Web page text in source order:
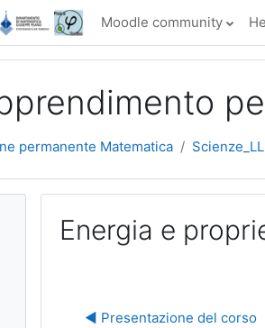
Moodle community
permanente Matematica
Energia e
◀︎ Presentazione del corso